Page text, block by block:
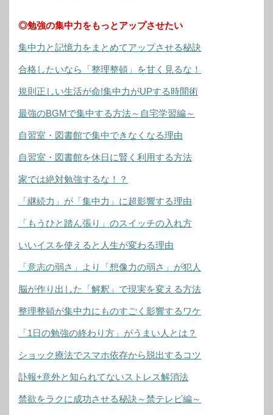
◎勉強の集中力をもっとアップさせたい
集中力と記憶力をまとめてアップさせる秘訣
合格したいなら「整理整頓」を甘く見るな！
規則正しい生活が命!集中力がUPする時間術
最強のBGMで集中する方法～自宅学習編～
自習室・図書館で集中できなくなる理由
自習室・図書館を休日に賢く利用する方法
家では絶対勉強するな！？
「継続力」が「集中力」に超影響する理由
「もうひと踏ん張り」のスイッチの入れ方
いいイスを使えると人生が変わる理由
「意志の弱さ」より「想像力の弱さ」が犯人
脳が作り出した「解釈」で現実を変える方法
整理整頓が集中力にものすごく影響するワケ
「1日の勉強の終わり方」がうまい人とは？
ショック療法でスマホ依存から脱出するコツ
訃報+意外と知られてないストレス解消法
禁欲をラクに成功させる秘訣～禁テレビ編～